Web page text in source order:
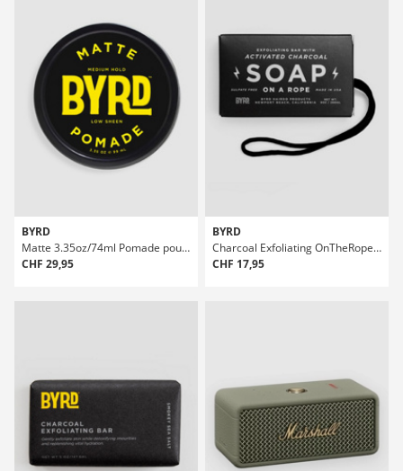
BYRD
Matte 3.35oz/74ml Pomade pour les cheveux
CHF 29,95
BYRD
Charcoal Exfoliating OnTheRope 9oz/266ml Savon
CHF 17,95